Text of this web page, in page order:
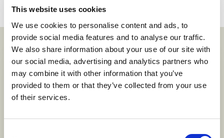
This website uses cookies
We use cookies to personalise content and ads, to
provide social media features and to analyse our traffic.
We also share information about your use of our site with
our social media, advertising and analytics partners who
may combine it with other information that you’ve
provided to them or that they’ve collected from your use
of their services.